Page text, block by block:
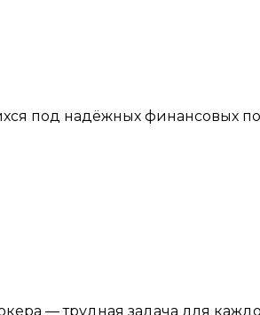
под надёжных финансовых
— трудная задача для